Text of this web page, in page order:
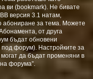
ви (bookmark). Не бивате
версия 3.1 натам,
абониране за тема. Можете
от друга
бъдат обновени
под форум). Настройките за
да бъдат променяни в
форума”.